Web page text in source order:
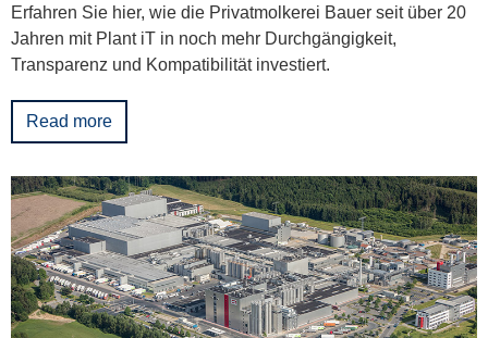
Erfahren Sie hier, wie die Privatmolkerei Bauer seit über 20
Jahren mit Plant iT in noch mehr Durchgängigkeit,
Transparenz und Kompatibilität investiert.
Read more